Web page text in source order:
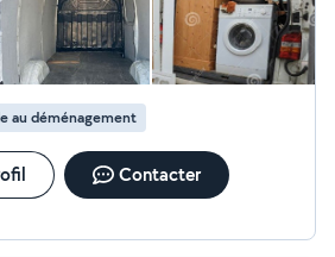
au déménagement
Contacter